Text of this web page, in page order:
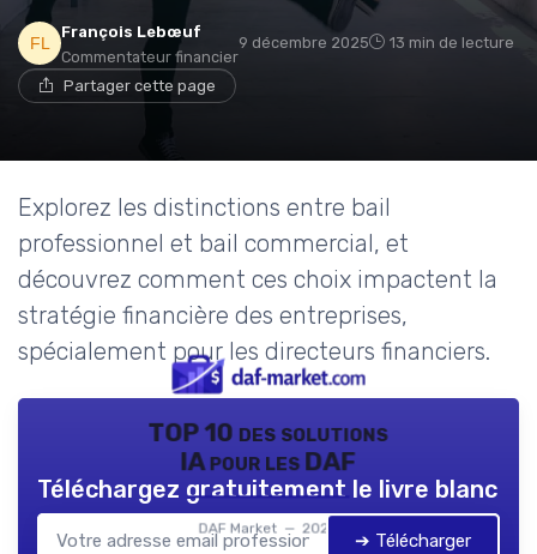
François Lebœuf
Commentateur financier
9 décembre 2025 13 min de lecture
Partager cette page
Explorez les distinctions entre bail
professionnel et bail commercial, et
découvrez comment ces choix impactent la
stratégie financière des entreprises,
spécialement pour les directeurs financiers.
TOP 10 des solutions
IA pour les DAF
DAF Market — 2026
Téléchargez gratuitement le livre blanc
➔ Télécharger